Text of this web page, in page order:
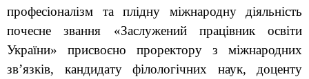
професіоналізм та плідну міжнародну діяльність
почесне звання «Заслужений працівник освіти
України» присвоєно проректору з міжнародних
зв’язків, кандидату філологічних наук, доценту